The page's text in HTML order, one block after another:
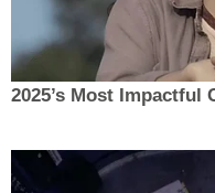
2025’s Most Impactful